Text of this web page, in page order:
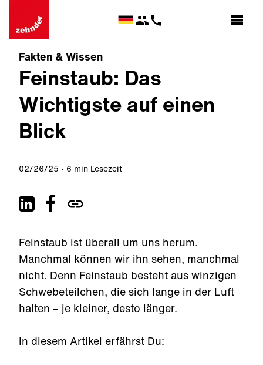
Fakten & Wissen
Feinstaub: Das
Wichtigste auf einen
Blick
02/26/25 6 min Lesezeit
Feinstaub ist überall um uns herum.
Manchmal können wir ihn sehen, manchmal
nicht. Denn Feinstaub besteht aus winzigen
Schwebeteilchen, die sich lange in der Luft
halten – je kleiner, desto länger.
In diesem Artikel erfährst Du: